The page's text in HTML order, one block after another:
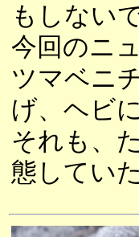
もしない
今回のニ
ツマベニ
げ、ヘビ
それも、
態してい